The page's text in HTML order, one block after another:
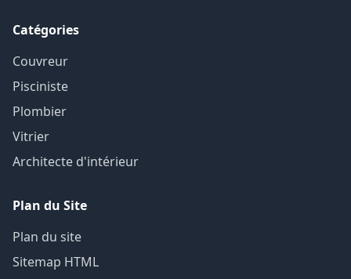
Catégories
Couvreur
Pisciniste
Plombier
Vitrier
Architecte d'intérieur
Plan du Site
Plan du site
Sitemap HTML